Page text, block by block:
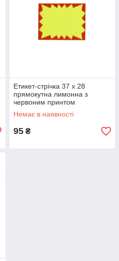
Етикет-стрічка 37 х 28
прямокутна лимонна з
червоним принтом
Немає в наявності
95 ₴